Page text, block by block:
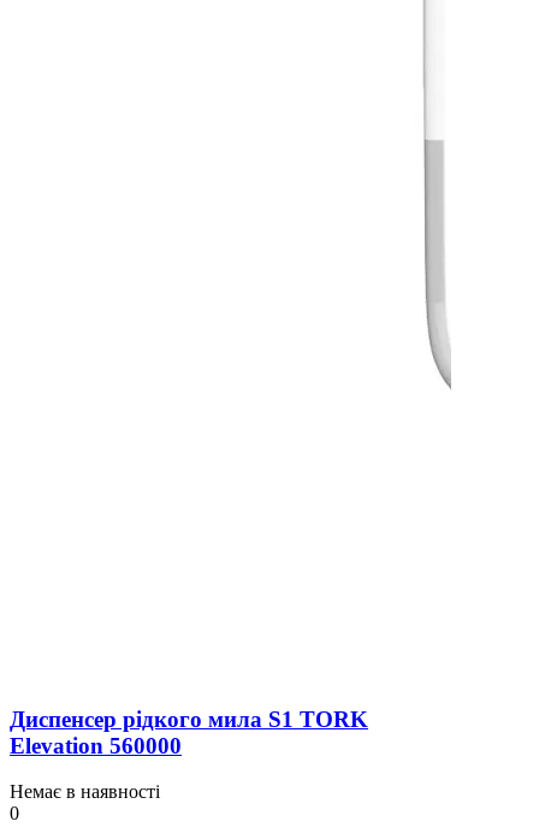
Диспенсер рідкого мила S1 TORK
Elevation 560000
Немає в наявності
0